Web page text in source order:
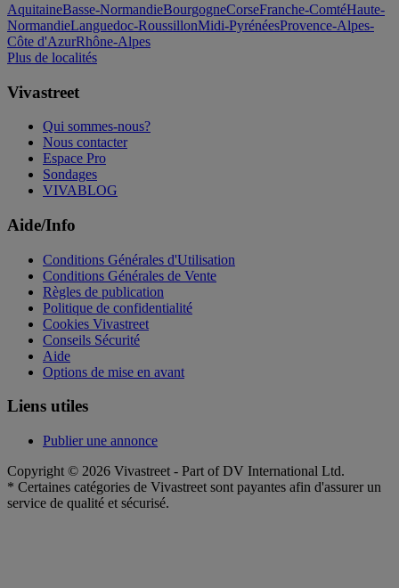
AquitaineBasse-NormandieBourgogneCorseFranche-ComtéHaute-
NormandieLanguedoc-RoussillonMidi-PyrénéesProvence-Alpes-
Côte d'AzurRhône-Alpes
Plus de localités
Vivastreet
Qui sommes-nous?
Nous contacter
Espace Pro
Sondages
VIVABLOG
Aide/Info
Conditions Générales d'Utilisation
Conditions Générales de Vente
Règles de publication
Politique de confidentialité
Cookies Vivastreet
Conseils Sécurité
Aide
Options de mise en avant
Liens utiles
Publier une annonce
Copyright © 2026 Vivastreet - Part of DV International Ltd.
* Certaines catégories de Vivastreet sont payantes afin d'assurer un
service de qualité et sécurisé.